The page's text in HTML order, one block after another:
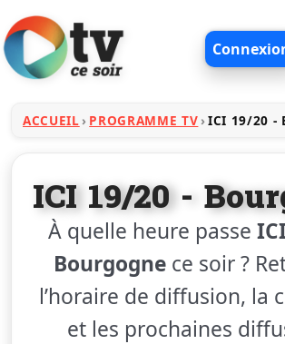
ACCUEIL PROGRAMME TV ICI 19/20 -
ICI 19/20 -
À quelle heure passe
Bourgogne ce soir ?
l’horaire de diffusion, la
et les prochaines